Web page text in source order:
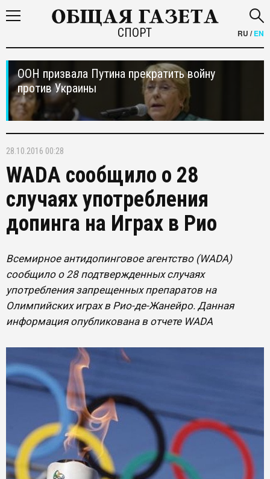
СПОРТ RU /EN
ООН призвала Путина прекратить войну
против Украины
28.10.2016 00:28
WADA сообщило о 28
случаях употребления
допинга на Играх в Рио
Всемирное антидопинговое агентство (WADA)
сообщило о 28 подтвержденных случаях
употребления запрещенных препаратов на
Олимпийских играх в Рио-де-Жанейро. Данная
информация опубликована в отчете WADA